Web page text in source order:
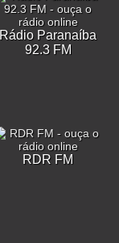
Rádio Paranaíba
92.3 FM
RDR FM